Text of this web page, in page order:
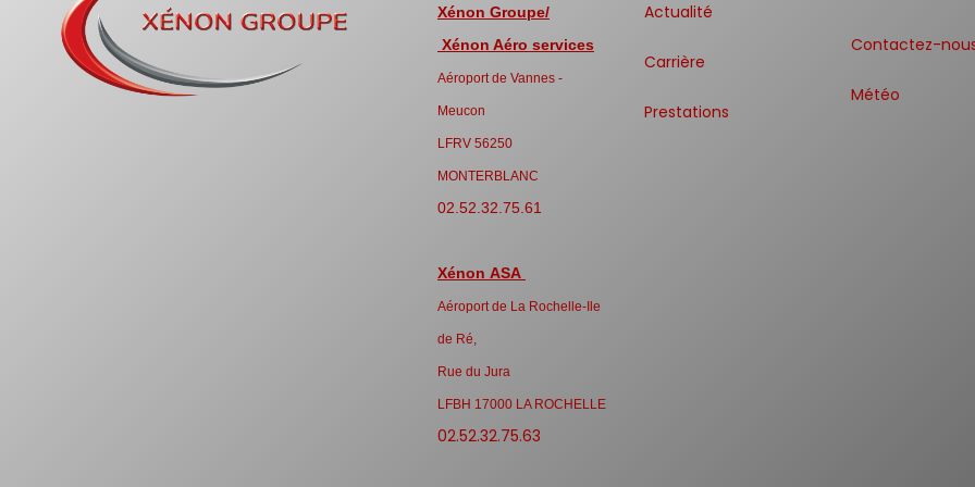
Xénon Groupe/
Xénon Aéro services
Aéroport de Vannes -
Meucon
LFRV 56250
MONTERBLANC
02.52.32.75.61
Xénon ASA
Aéroport de La Rochelle-Ile
de Ré,
Rue du Jura
LFBH 17000 LA ROCHELLE
02.52.32.75.63
Actualité
Carrière
Prestations
Contactez-
Météo